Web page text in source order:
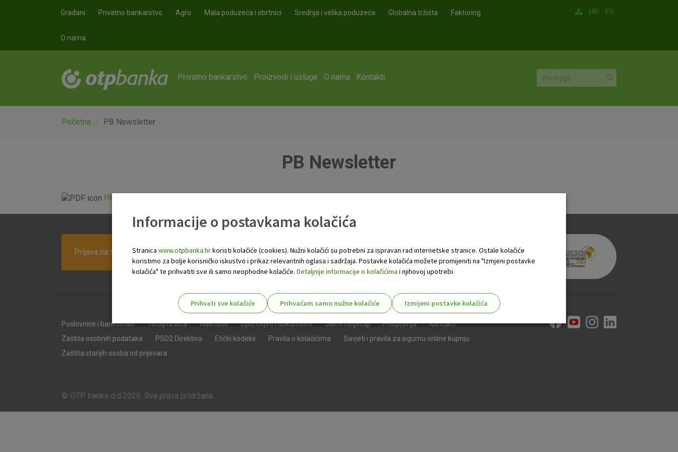
Građani Privatno bankarstvo Agro Mala poduzeća i obrtnici Srednja i velika poduzeća Globalna tržišta Faktoring
O nama
HR EN
Privatno bankarstvo Proizvodi i usluge O nama Kontakti
Početna PB Newsletter
PB Newsletter
HR Newsletter 01 10 2020.pdf
Prijava na newsletter OTP banke
Poslovnice i bankomati Tečajna lista Naknade Opći uvjeti i dokumenti Javni natječaji Priopćenja
Kontakti
Zaštita osobnih podataka
PSD2 Direktiva Etički kodeks Pravila o kolačićima
Savjeti i pravila za sigurnu online kupnju
Zaštita starijih osoba od prijevara
© OTP banka d.d.2026. Sva prava pridržana.
Informacije o postavkama kolačića
Stranica www.otpbanka.hrkoristi kolačiće (cookies). Nužni kolačići su potrebni za ispravan rad internetske stranice. Ostale kolačiće
koristimo za bolje korisničko iskustvo i prikaz relevantnih oglasa i sadržaja. Postavke kolačića možete promijeniti na "Izmjeni postavke
kolačića" te prihvatiti sve ili samo neophodne kolačiće. Detaljnije informacije o kolačićima i njihovoj upotrebi.
Prihvati sve kolačiće Prihvaćam samo nužne kolačiće
Izmijeni postavke kolačića